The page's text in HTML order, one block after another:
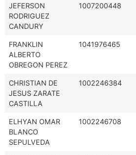
JEFERSON
RODRIGUEZ
CANDURY
1007200448
FRANKLIN
ALBERTO
OBREGON PEREZ
1041976465
CHRISTIAN DE
JESUS ZARATE
CASTILLA
1002246384
ELHYAN OMAR
BLANCO
SEPULVEDA
1002246708